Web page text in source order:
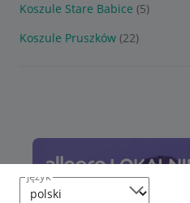
język
Koszule Stare Babice (5)
Koszule Pruszków (22)